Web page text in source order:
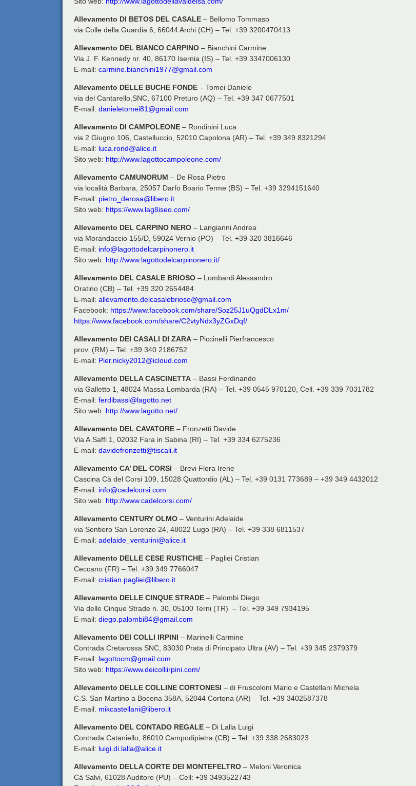
Allevamento DI BETOS DEL CASALE – Bellomo Tommaso
via Colle della Guardia 6, 66044 Archi (CH) – Tel. +39 3200470413
Allevamento DEL BIANCO CARPINO – Bianchini Carmine
Via J. F. Kennedy nr. 40, 86170 Isernia (IS) – Tel. +39 3347006130
E-mail: carmine.bianchini1977@gmail.com
Allevamento DELLE BUCHE FONDE – Tomei Daniele
via del Cantarello,SNC, 67100 Preturo (AQ) – Tel. +39 347 0677501
E-mail: danieletomei81@gmail.com
Allevamento DI CAMPOLEONE – Rondinini Luca
via 2 Giugno 106, Castelluccio, 52010 Capolona (AR) – Tel. +39 349 8321294
E-mail: luca.rond@alice.it
Sito web: http://www.lagottocampoleone.com/
Allevamento CAMUNORUM – De Rosa Pietro
via località Barbara, 25057 Darfo Boario Terme (BS) – Tel. +39 3294151640
E-mail: pietro_derosa@libero.it
Sito web: https://www.lag8iseo.com/
Allevamento DEL CARPINO NERO – Langianni Andrea
via Morandaccio 155/D, 59024 Vernio (PO) – Tel. +39 320 3816646
E-mail: info@lagottodelcarpinonero.it
Sito web: http://www.lagottodelcarpinonero.it/
Allevamento DEL CASALE BRIOSO – Lombardi Alessandro
Oratino (CB) – Tel. +39 320 2654484
E-mail: allevamento.delcasalebrioso@gmail.com
Facebook: https://www.facebook.com/share/Soz25J1uQgdDLx1m/
https://www.facebook.com/share/C2vtyNdx3yZGxDqf/
Allevamento DEI CASALI DI ZARA – Piccinelli Pierfrancesco
prov. (RM) – Tel. +39 340 2186752
E-mail: Pier.nicky2012@icloud.com
Allevamento DELLA CASCINETTA – Bassi Ferdinando
via Galletto 1, 48024 Massa Lombarda (RA) – Tel. +39 0545 970120, Cell. +39 339 7031782
E-mail: ferdibassi@lagotto.net
Sito web: http://www.lagotto.net/
Allevamento DEL CAVATORE – Fronzetti Davide
Via A.Saffi 1, 02032 Fara in Sabina (RI) – Tel. +39 334 6275236
E-mail: davidefronzetti@tiscali.it
Allevamento CA’ DEL CORSI – Brevi Flora Irene
Cascina Cà del Corsi 109, 15028 Quattordio (AL) – Tel. +39 0131 773689 – +39 349 4432012
E-mail: info@cadelcorsi.com
Sito web: http://www.cadelcorsi.com/
Allevamento CENTURY OLMO – Venturini Adelaide
via Sentiero San Lorenzo 24, 48022 Lugo (RA) – Tel. +39 338 6811537
E-mail: adelaide_venturini@alice.it
Allevamento DELLE CESE RUSTICHE – Pagliei Cristian
Ceccano (FR) – Tel. +39 349 7766047
E-mail: cristian.pagliei@libero.it
Allevamento DELLE CINQUE STRADE – Palombi Diego
Via delle Cinque Strade n. 30, 05100 Terni (TR) – Tel. +39 349 7934195
E-mail: diego.palombi84@gmail.com
Allevamento DEI COLLI IRPINI – Marinelli Carmine
Contrada Cretarossa SNC, 83030 Prata di Principato Ultra (AV) – Tel. +39 345 2379379
E-mail: lagottocm@gmail.com
Sito web: https://www.deicolliirpini.com/
Allevamento DELLE COLLINE CORTONESI – di Fruscoloni Mario e Castellani Michela
C.S. San Martino a Bocena 358A, 52044 Cortona (AR) – Tel. +39 3402587378
E-mail. mikcastellani@libero.it
Allevamento DEL CONTADO REGALE – Di Lalla Luigi
Contrada Cataniello, 86010 Campodipietra (CB) – Tel. +39 338 2683023
E-mail: luigi.di.lalla@alice.it
Allevamento DELLA CORTE DEI MONTEFELTRO – Meloni Veronica
Cà Salvi, 61028 Auditore (PU) – Cell: +39 3493522743